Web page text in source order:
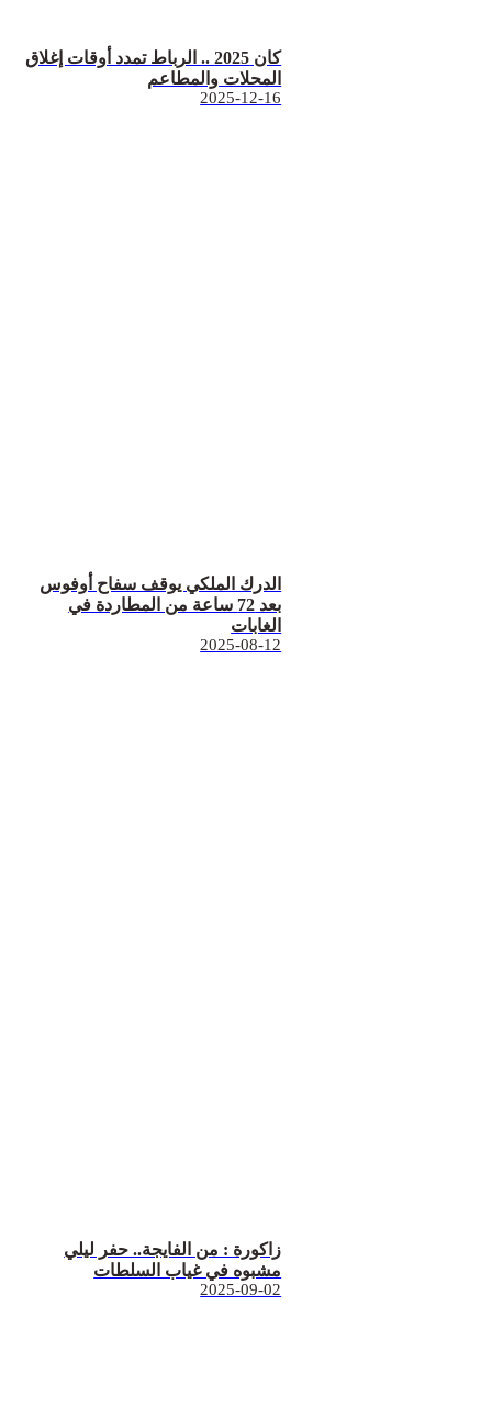
كان 2025 .. الرباط تمدد أوقات إغلاق
المحلات والمطاعم
2025-12-16
الدرك الملكي يوقف سفاح أوفوس
بعد 72 ساعة من المطاردة في
الغابات
2025-08-12
زاكورة : من الفايجة.. حفر ليلي
مشبوه في غياب السلطات
2025-09-02